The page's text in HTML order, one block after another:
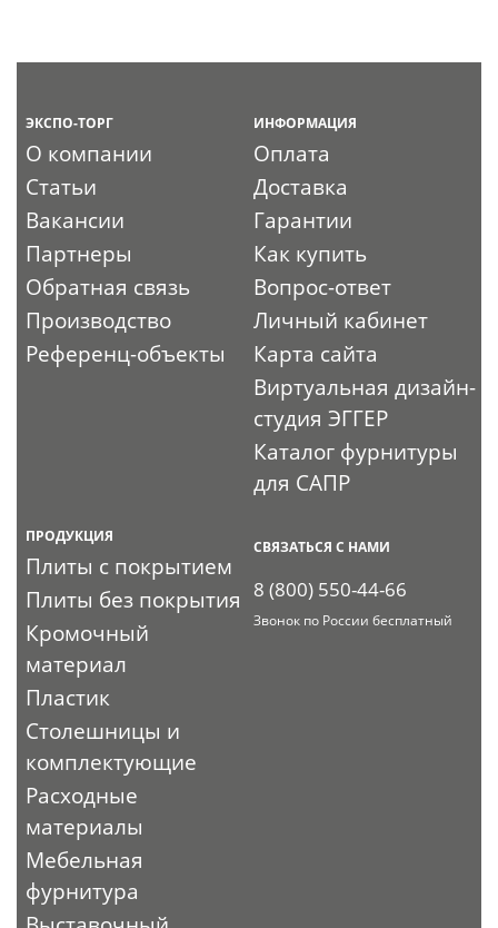
ЭКСПО-ТОРГ
О компании
Статьи
Вакансии
Партнеры
Обратная связь
Производство
Референц-объекты
ИНФОРМАЦИЯ
Оплата
Доставка
Гарантии
Как купить
Вопрос-ответ
Личный кабинет
Карта сайта
Виртуальная дизайн-
студия ЭГГЕР
Каталог фурнитуры
для САПР
ПРОДУКЦИЯ
Плиты с покрытием
Плиты без покрытия
Кромочный
материал
Пластик
Столешницы и
комплектующие
Расходные
материалы
Мебельная
фурнитура
СВЯЗАТЬСЯ С НАМИ
8 (800) 550-44-66
Звонок по России бесплатный